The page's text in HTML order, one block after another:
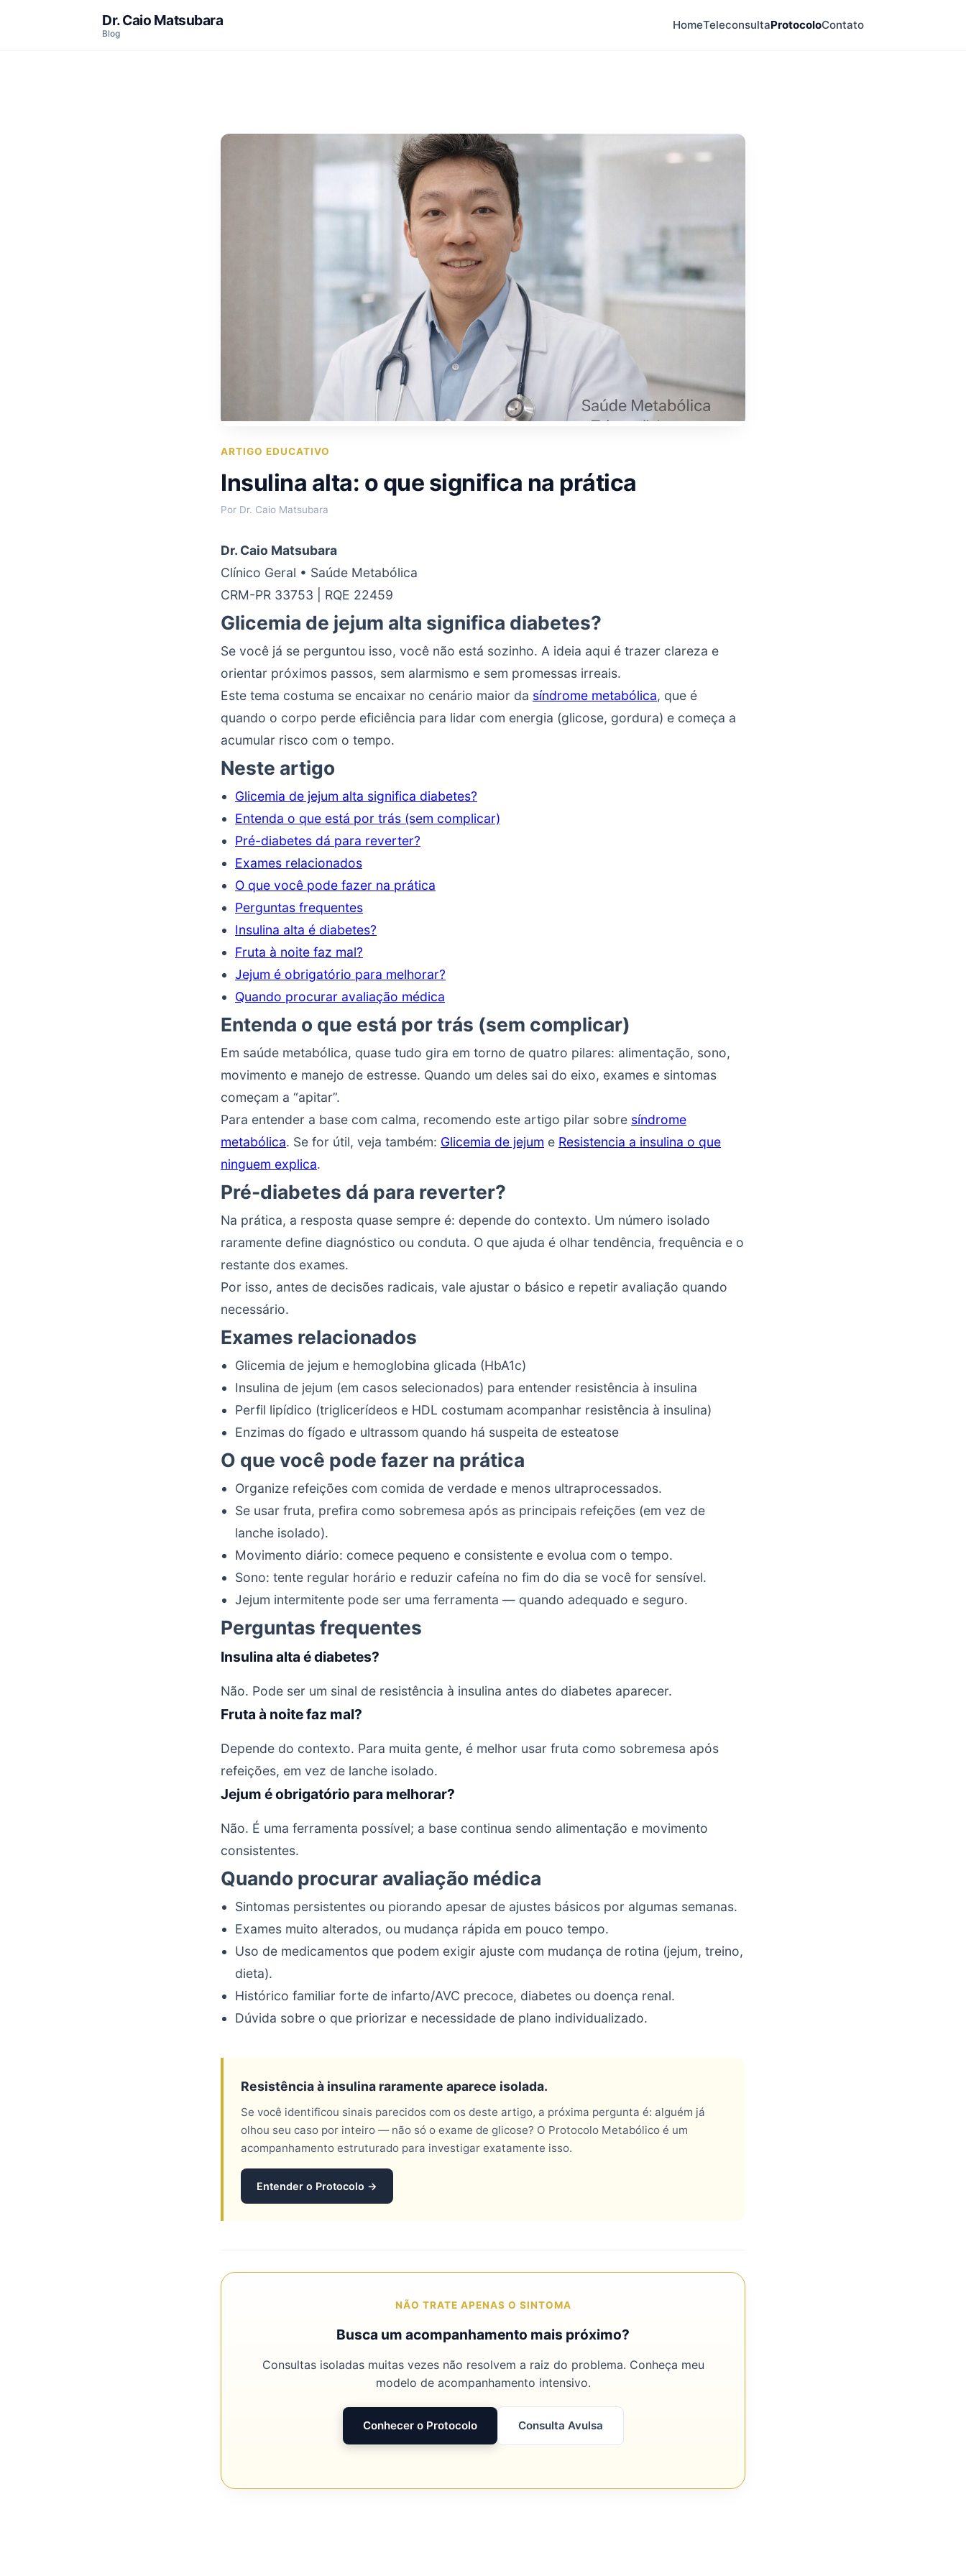
Dr. Caio Matsubara
Blog
HomeTeleconsultaProtocoloContato
ARTIGO EDUCATIVO
Insulina alta: o que significa na prática
Por Dr. Caio Matsubara
Dr. Caio Matsubara
Clínico Geral • Saúde Metabólica
CRM-PR 33753 | RQE 22459
Glicemia de jejum alta significa diabetes?
Se você já se perguntou isso, você não está sozinho. A ideia aqui é trazer clareza e
orientar próximos passos, sem alarmismo e sem promessas irreais.
Este tema costuma se encaixar no cenário maior da síndrome metabólica, que é
quando o corpo perde eficiência para lidar com energia (glicose, gordura) e começa a
acumular risco com o tempo.
Neste artigo
Glicemia de jejum alta significa diabetes?
Entenda o que está por trás (sem complicar)
Pré-diabetes dá para reverter?
Exames relacionados
O que você pode fazer na prática
Perguntas frequentes
Insulina alta é diabetes?
Fruta à noite faz mal?
Jejum é obrigatório para melhorar?
Quando procurar avaliação médica
Entenda o que está por trás (sem complicar)
Em saúde metabólica, quase tudo gira em torno de quatro pilares: alimentação, sono,
movimento e manejo de estresse. Quando um deles sai do eixo, exames e sintomas
começam a “apitar”.
Para entender a base com calma, recomendo este artigo pilar sobre síndrome
metabólica. Se for útil, veja também: Glicemia de jejum e Resistencia a insulina o que
ninguem explica.
Pré-diabetes dá para reverter?
Na prática, a resposta quase sempre é: depende do contexto. Um número isolado
raramente define diagnóstico ou conduta. O que ajuda é olhar tendência, frequência e o
restante dos exames.
Por isso, antes de decisões radicais, vale ajustar o básico e repetir avaliação quando
necessário.
Exames relacionados
Glicemia de jejum e hemoglobina glicada (HbA1c)
Insulina de jejum (em casos selecionados) para entender resistência à insulina
Perfil lipídico (triglicerídeos e HDL costumam acompanhar resistência à insulina)
Enzimas do fígado e ultrassom quando há suspeita de esteatose
O que você pode fazer na prática
Organize refeições com comida de verdade e menos ultraprocessados.
Se usar fruta, prefira como sobremesa após as principais refeições (em vez de
lanche isolado).
Movimento diário: comece pequeno e consistente e evolua com o tempo.
Sono: tente regular horário e reduzir cafeína no fim do dia se você for sensível.
Jejum intermitente pode ser uma ferramenta — quando adequado e seguro.
Perguntas frequentes
Insulina alta é diabetes?
Não. Pode ser um sinal de resistência à insulina antes do diabetes aparecer.
Fruta à noite faz mal?
Depende do contexto. Para muita gente, é melhor usar fruta como sobremesa após
refeições, em vez de lanche isolado.
Jejum é obrigatório para melhorar?
Não. É uma ferramenta possível; a base continua sendo alimentação e movimento
consistentes.
Quando procurar avaliação médica
Sintomas persistentes ou piorando apesar de ajustes básicos por algumas semanas.
Exames muito alterados, ou mudança rápida em pouco tempo.
Uso de medicamentos que podem exigir ajuste com mudança de rotina (jejum, treino,
dieta).
Histórico familiar forte de infarto/AVC precoce, diabetes ou doença renal.
Dúvida sobre o que priorizar e necessidade de plano individualizado.
Resistência à insulina raramente aparece isolada.
Se você identificou sinais parecidos com os deste artigo, a próxima pergunta é: alguém já
olhou seu caso por inteiro — não só o exame de glicose? O Protocolo Metabólico é um
acompanhamento estruturado para investigar exatamente isso.
Entender o Protocolo →
NÃO TRATE APENAS O SINTOMA
Busca um acompanhamento mais próximo?
Consultas isoladas muitas vezes não resolvem a raiz do problema. Conheça meu
modelo de acompanhamento intensivo.
Conhecer o Protocolo Consulta Avulsa